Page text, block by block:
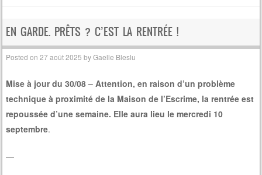
EN GARDE. PRÊTS ? C’EST LA RENTRÉE !
Posted on27 août 2025 byGaelle Bleslu
Mise à jour du 30/08 – Attention, en raison d’un problème
technique à proximité de la Maison de l’Escrime, la rentrée est
repoussée d’une semaine. Elle aura lieu le mercredi 10
septembre.
—